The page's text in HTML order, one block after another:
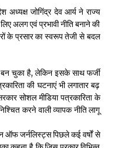
बोले— उनकी नीतियों को धरातल
जोगिंद्र देव आर्य ने राज्य
अलग एवं प्रभावी नीति बनाने की
के प्रसार का स्वरूप तेजी से बदल
चुका है, लेकिन इसके साथ फर्जी
की घटनाएं भी लगातार बढ़
सोशल मीडिया पत्रकारिता के
करने वाली व्यापक नीति लागू
ऑफ जर्नलिस्ट्स पिछले कई वर्षों से